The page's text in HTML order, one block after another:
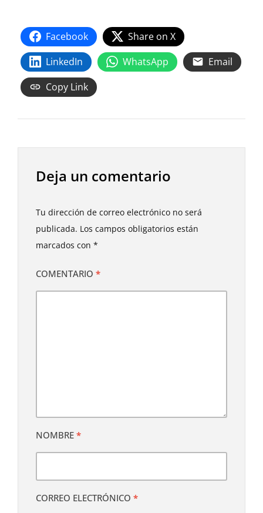
Facebook
Share on X
LinkedIn
WhatsApp
Email
Copy Link
Deja un comentario
Tu dirección de correo electrónico no será
publicada. Los campos obligatorios están
marcados con *
COMENTARIO *
NOMBRE *
CORREO ELECTRÓNICO *